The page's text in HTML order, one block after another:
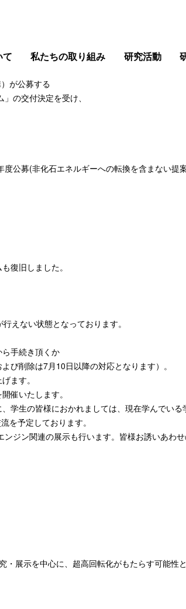
て 私たちの取り組み 研究活動
が公募する
の交付決定を受け、
度公募(非化石エネルギーへの転換を含まない
復旧しました。
えない状態となっております。
手続き頂くか
び削除は7月 10日以降の対応となります）。
ます。
催いたします。
学生の皆様におかれましては、現在学んでい
を予定しております。
ジン関連の展示も行います。皆様お誘いあわせ
展示を中心に、超高回転化がもたらす可能性